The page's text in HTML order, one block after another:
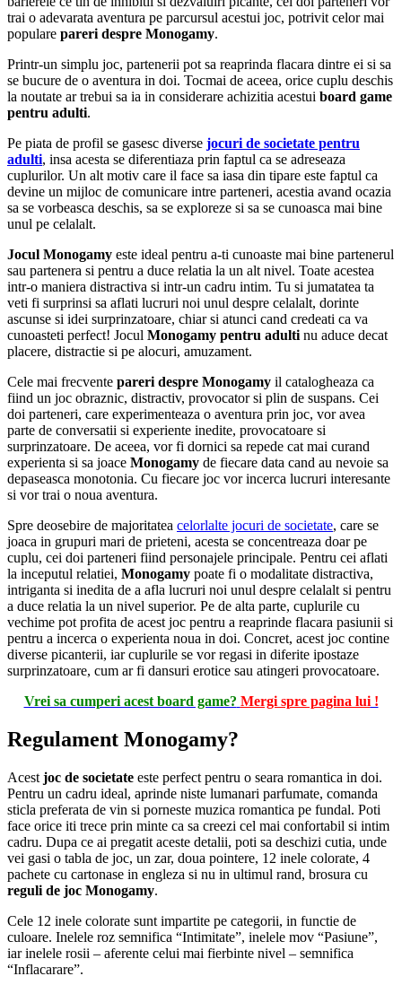
trai o adevarata aventura pe parcursul acestui joc, potrivit celor mai
populare pareri despre Monogamy.
Printr-un simplu joc, partenerii pot sa reaprinda flacara dintre ei si sa
se bucure de o aventura in doi. Tocmai de aceea, orice cuplu deschis
la noutate ar trebui sa ia in considerare achizitia acestui board game
pentru adulti.
Pe piata de profil se gasesc diverse jocuri de societate pentru
adulti, insa acesta se diferentiaza prin faptul ca se adreseaza
cuplurilor. Un alt motiv care il face sa iasa din tipare este faptul ca
devine un mijloc de comunicare intre parteneri, acestia avand ocazia
sa se vorbeasca deschis, sa se exploreze si sa se cunoasca mai bine
unul pe celalalt.
Jocul Monogamy este ideal pentru a-ti cunoaste mai bine partenerul
sau partenera si pentru a duce relatia la un alt nivel. Toate acestea
intr-o maniera distractiva si intr-un cadru intim. Tu si jumatatea ta
veti fi surprinsi sa aflati lucruri noi unul despre celalalt, dorinte
ascunse si idei surprinzatoare, chiar si atunci cand credeati ca va
cunoasteti perfect! Jocul Monogamy pentru adulti nu aduce decat
placere, distractie si pe alocuri, amuzament.
Cele mai frecvente pareri despre Monogamy il catalogheaza ca
fiind un joc obraznic, distractiv, provocator si plin de suspans. Cei
doi parteneri, care experimenteaza o aventura prin joc, vor avea
parte de conversatii si experiente inedite, provocatoare si
surprinzatoare. De aceea, vor fi dornici sa repede cat mai curand
experienta si sa joace Monogamy de fiecare data cand au nevoie sa
depaseasca monotonia. Cu fiecare joc vor incerca lucruri interesante
si vor trai o noua aventura.
Spre deosebire de majoritatea celorlalte jocuri de societate, care se
joaca in grupuri mari de prieteni, acesta se concentreaza doar pe
cuplu, cei doi parteneri fiind personajele principale. Pentru cei aflati
la inceputul relatiei, Monogamy poate fi o modalitate distractiva,
intriganta si inedita de a afla lucruri noi unul despre celalalt si pentru
a duce relatia la un nivel superior. Pe de alta parte, cuplurile cu
vechime pot profita de acest joc pentru a reaprinde flacara pasiunii si
pentru a incerca o experienta noua in doi. Concret, acest joc contine
diverse picanterii, iar cuplurile se vor regasi in diferite ipostaze
surprinzatoare, cum ar fi dansuri erotice sau atingeri provocatoare.
Vrei sa cumperi acest board game? Mergi spre pagina lui!
Regulament Monogamy?
Acest joc de societate este perfect pentru o seara romantica in doi.
Pentru un cadru ideal, aprinde niste lumanari parfumate, comanda
sticla preferata de vin si porneste muzica romantica pe fundal. Poti
face orice iti trece prin minte ca sa creezi cel mai confortabil si intim
cadru. Dupa ce ai pregatit aceste detalii, poti sa deschizi cutia, unde
vei gasi o tabla de joc, un zar, doua pointere, 12 inele colorate, 4
pachete cu cartonase in engleza si nu in ultimul rand, brosura cu
reguli de joc Monogamy.
Cele 12 inele colorate sunt impartite pe categorii, in functie de
culoare. Inelele roz semnifica “Intimitate”, inelele mov “Pasiune”,
iar inelele rosii – aferente celui mai fierbinte nivel – semnifica
“Inflacarare”.